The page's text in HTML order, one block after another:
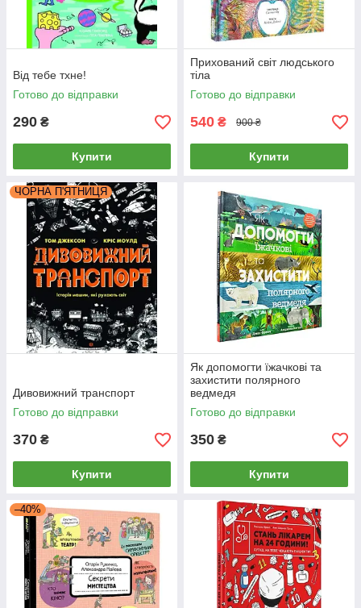
Від тебе тхне!
Готово до відправки
290 ₴
Купити
Прихований світ людського
тіла
Готово до відправки
540 ₴ 900 ₴
Купити
ЧОРНА П'ЯТНИЦЯ
Дивовижний транспорт
Готово до відправки
370 ₴
Купити
Як допомогти їжачкові та
захистити полярного
ведмедя
Готово до відправки
350 ₴
Купити
–40%